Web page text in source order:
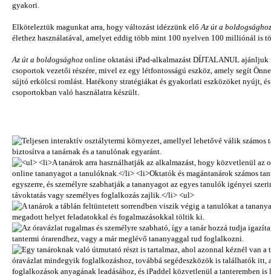
gyakori.
Elköteleztük magunkat arra, hogy változást idézzünk előAz út a boldogsághoz
élethez használatával, amelyet eddig több mint 100 nyelven 100 milliónál is
Az út a boldogsághoz online oktatási iPad-alkalmazást DÍJTALANUL ajánljuk
csoportok vezetői részére, mivel ez egy létfontosságú eszköz, amely segít
sújtó erkölcsi romlást. Hatékony stratégiákat és gyakorlati eszközöket nyújt,
csoportokban való használatra készült.